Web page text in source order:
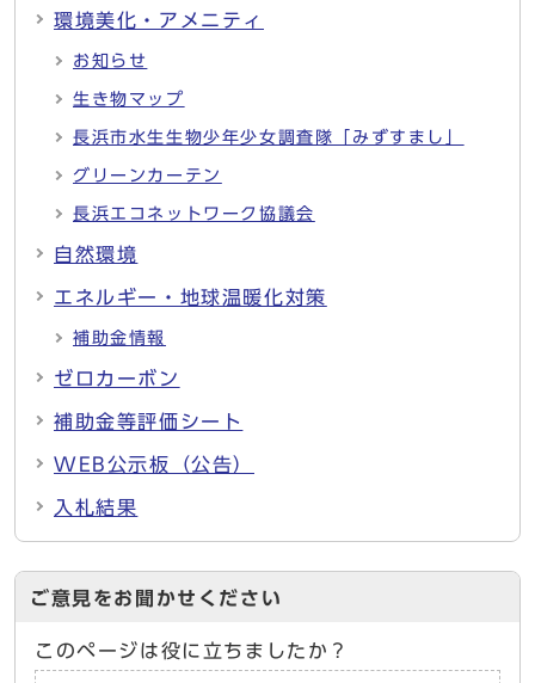
環境美化・アメニティ
お知らせ
生き物マップ
長浜市水生生物少年少女調査隊「みずすまし」
グリーンカーテン
長浜エコネットワーク協議会
自然環境
エネルギー・地球温暖化対策
補助金情報
ゼロカーボン
補助金等評価シート
WEB公示板（公告）
入札結果
ご意見をお聞かせください
このページは役に立ちましたか？